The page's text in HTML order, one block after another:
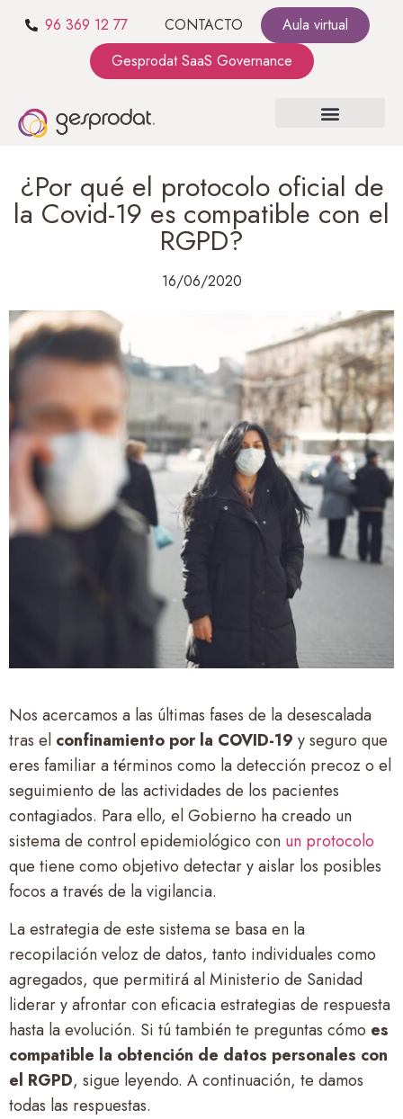
96 369 12 77 CONTACTO
Aula virtual
Gesprodat SaaS Governance
¿Por qué el protocolo oficial de
la Covid-19 es compatible con el
RGPD?
16/06/2020
Nos acercamos a las últimas fases de la desescalada
tras el confinamiento por la COVID-19 y seguro que
eres familiar a términos como la detección precoz o el
seguimiento de las actividades de los pacientes
contagiados. Para ello, el Gobierno ha creado un
sistema de control epidemiológico con un protocolo
que tiene como objetivo detectar y aislar los posibles
focos a través de la vigilancia.
La estrategia de este sistema se basa en la
recopilación veloz de datos, tanto individuales como
agregados, que permitirá al Ministerio de Sanidad
liderar y afrontar con eficacia estrategias de respuesta
hasta la evolución. Si tú también te preguntas cómo es
compatible la obtención de datos personales con
el RGPD, sigue leyendo. A continuación, te damos
todas las respuestas.